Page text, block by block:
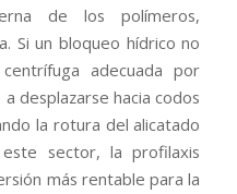
de los polímeros,
Si un bloqueo hídrico no
adecuada por
desplazarse hacia codos
la rotura del alicatado
sector, la profilaxis
más rentable para la